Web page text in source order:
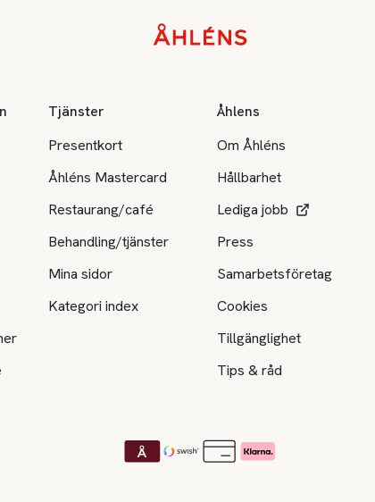
Tjänster
Presentkort
Åhléns Mastercard
Restaurang/café
Behandling/tjänster
Mina sidor
Kategori index
Åhlens
Om Åhléns
Hållbarhet
Lediga jobb
Press
Samarbetsföretag
Cookies
Tillgänglighet
Tips & råd